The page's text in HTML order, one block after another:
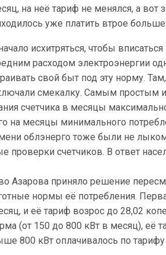
на неё тариф не менялся, а вот
уже платить втрое
исхитряться, чтобы вписаться
расходом электроэнергии
свой быт под эту норму.
смекалку. Самым простым
счетчика в месяцы
на месяцы минимального
облэнерго тоже были не
проверки счетчиков. В ответ
Азарова приняло решение
нормы её потребления.
и её тариф возрос до 28,02
(от 150 до 800 кВт в месяц), её
800 кВт оплачивалось по